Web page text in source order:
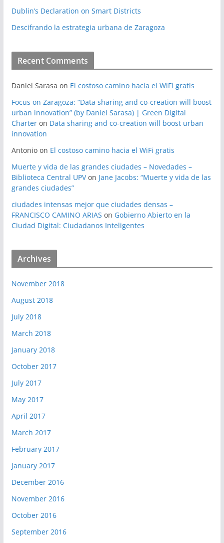
Dublin’s Declaration on Smart Districts
Descifrando la estrategia urbana de Zaragoza
Recent Comments
Daniel Sarasa on El costoso camino hacia el WiFi gratis
Focus on Zaragoza: “Data sharing and co-creation will boost
urban innovation” (by Daniel Sarasa) | Green Digital
Charteron Data sharing and co-creation will boost urban
innovation
Antonioon El costoso camino hacia el WiFi gratis
Muerte y vida de las grandes ciudades – Novedades –
Biblioteca Central UPVon Jane Jacobs: “Muerte y vida de las
grandes ciudades”
ciudades intensas mejor que ciudades densas –
FRANCISCO CAMINO ARIAS on Gobierno Abierto en la
Ciudad Digital: Ciudadanos Inteligentes
Archives
November 2018
August 2018
July 2018
March 2018
January 2018
October 2017
July 2017
May 2017
April 2017
March 2017
February 2017
January 2017
December 2016
November 2016
October 2016
September 2016